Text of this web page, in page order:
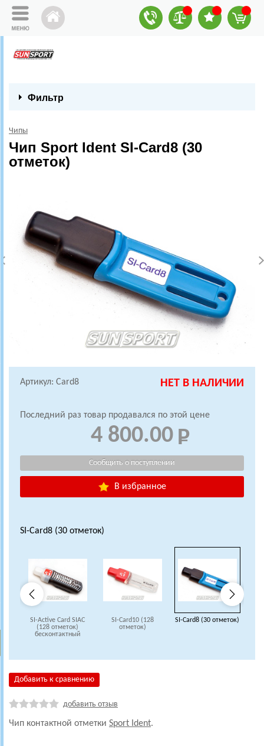
Фильтр
Чипы
Чип Sport Ident SI-Card8 (30
отметок)
Артикул: Card8 НЕТ В НАЛИЧИИ
Последний раз товар продавался по этой цене
4 800.00
В избранное
SI-Card8 (30 отметок)
SI-Active Card SIAC
(128 отметок)
бесконтактный
SI-Card10 (128
отметок)
SI-Card8 (30 отметок)
Добавить к сравнению
добавить отзыв
Чип контактной отметки Sport Ident.